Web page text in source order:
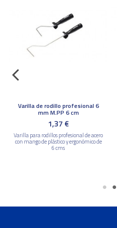
Varilla de rodillo profesional 6
mm M.PP 6 cm
1,37 €
Varilla para rodillos profesional de acero
con mango de plástico y ergonómico de
6 cms